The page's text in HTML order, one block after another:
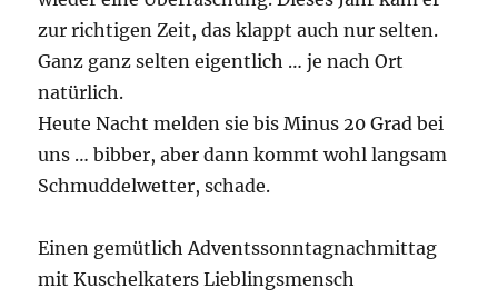
zur richtigen Zeit, das klappt auch nur selten.
Ganz ganz selten eigentlich … je nach Ort
natürlich.
Heute Nacht melden sie bis Minus 20 Grad bei
uns … bibber, aber dann kommt wohl langsam
Schmuddelwetter, schade.
Einen gemütlich Adventssonntagnachmittag
mit Kuschelkaters Lieblingsmensch